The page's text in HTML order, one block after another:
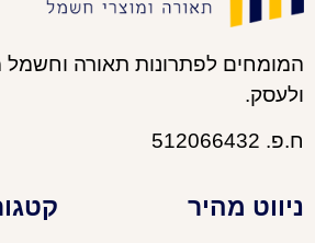
המומחים לפתרונות תאורה
ולעסק.
ח.פ. 512066432
ניווט מהיר